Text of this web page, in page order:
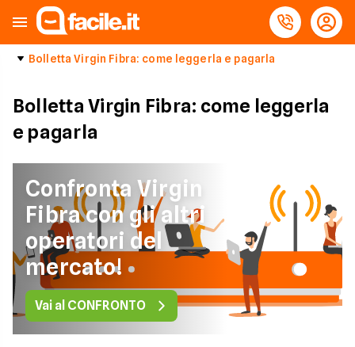
Bolletta Virgin Fibra: come leggerla e pagarla
Bolletta Virgin Fibra: come leggerla
e pagarla
Confronta Virgin
Fibra con gli altri
operatori del
mercato!
Vai al CONFRONTO